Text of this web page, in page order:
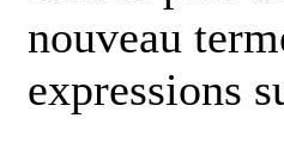
nouveau
expressions